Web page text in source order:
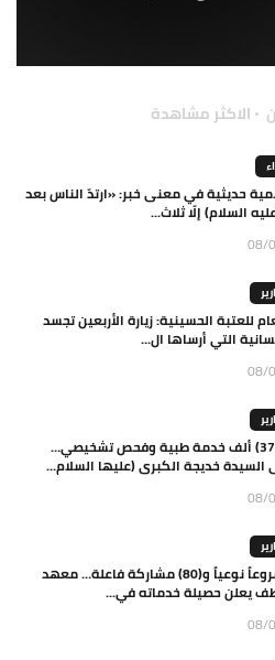
الاكثر مشاهدة
حديثية في معنى خبر: «ارتدّ الناس بعد
السلام) إلّا ثلاث...
08/
للعتبة الحسينية: زيارة الأربعين تجسد
التي أرساها ال...
08/
أكثر من (37) ألف خدمة طبية وفحص تشخيصي…
خديجة الكبرى (عليها السلام...
08/
بـ(18) مشروعاً نوعياً و(80) مشاركة فاعلة… معهد
يعلن حصيلة خدماته في...
08/